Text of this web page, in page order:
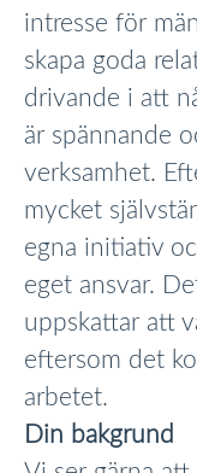
intresse för
skapa goda
drivande i att
är spännande
verksamhet.
mycket
egna initiativ
eget ansvar.
uppskattar att
eftersom det
arbetet.
Din bakgrund